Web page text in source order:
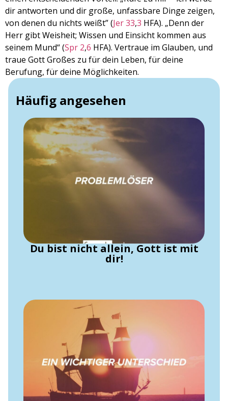
dir antworten und dir große, unfassbare Dinge zeigen,
von denen du nichts weißt” (Jer 33,3 HFA). „Denn der
Herr gibt Weisheit; Wissen und Einsicht kommen aus
seinem Mund“ (Spr 2,6 HFA). Vertraue im Glauben, und
traue Gott Großes zu für dein Leben, für deine
Berufung, für deine Möglichkeiten.
Häufig angesehen
Du bist nicht allein, Gott ist mit
dir!